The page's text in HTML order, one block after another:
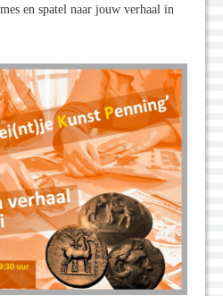
en spatel naar jouw verhaal in